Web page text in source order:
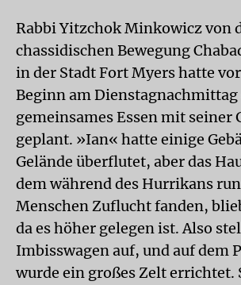
Rabbi Yitzchok Minkowicz von
chassidischen Bewegung
in der Stadt Fort Myers hatte
Beginn am Dienstagnachmittag
gemeinsames Essen mit seiner
geplant. »Ian« hatte einige
Gelände überflutet, aber das
dem während des Hurrikans
Menschen Zuflucht fanden,
da es höher gelegen ist. Also
Imbisswagen auf, und auf dem
wurde ein großes Zelt errichtet.